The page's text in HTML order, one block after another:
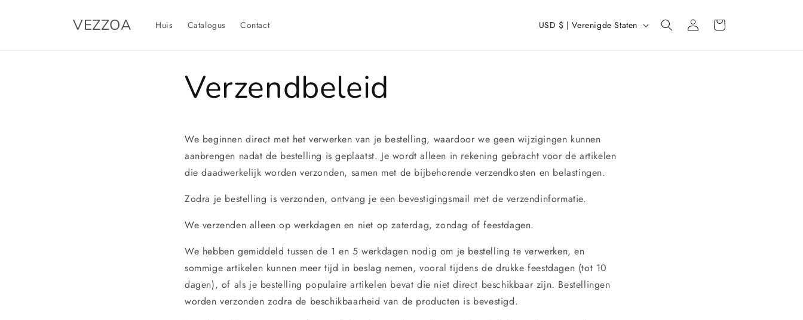
VEZZOA Huis Catalogus Contact
e
g
i
USD $ | Verenigde Staten InloggenWinkelwagen
Verzendbeleid
We beginnen direct met het verwerken van je bestelling, waardoor we geen wijzigingen kunnen
aanbrengen nadat de bestelling is geplaatst. Je wordt alleen in rekening gebracht voor de artikelen
die daadwerkelijk worden verzonden, samen met de bijbehorende verzendkosten en belastingen.
Zodra je bestelling is verzonden, ontvang je een bevestigingsmail met de verzendinformatie.
We verzenden alleen op werkdagen en niet op zaterdag, zondag of feestdagen.
We hebben gemiddeld tussen de 1 en 5 werkdagen nodig om je bestelling te verwerken, en
sommige artikelen kunnen meer tijd in beslag nemen, vooral tijdens de drukke feestdagen (tot 10
dagen), of als je bestelling populaire artikelen bevat die niet direct beschikbaar zijn. Bestellingen
worden verzonden zodra de beschikbaarheid van de producten is bevestigd.